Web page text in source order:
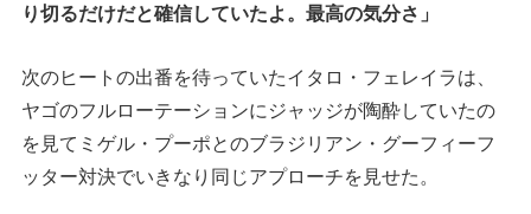
り切るだけだと確信していたよ。最高の気分さ」
次のヒートの出番を待っていたイタロ・フェレイラは、
ヤゴのフルローテーションにジャッジが陶酔していたの
を見てミゲル・プーポとのブラジリアン・グーフィーフ
ッター対決でいきなり同じアプローチを見せた。